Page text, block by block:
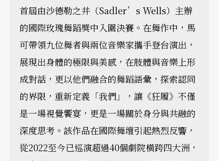
首屆由沙德勒之井（Sadler’s Wells）主辦
的國際玫瑰舞蹈獎中入圍決賽。在舞作中，馬
可帶領九位舞者與兩位音樂家攜手登台演出，
展現出身體的極限與美感，在肢體與音樂上形
成對話，更以他們融合的舞蹈語彙，探索認同
的界限，重新定義「我們」，讓《狂履》不僅
是一場視覺饗宴，更是一場關於身分與共融的
深度思考。該作品在國際舞壇引起熱烈反響，
從2022至今已巡演超過40個劇院橫跨四大洲，